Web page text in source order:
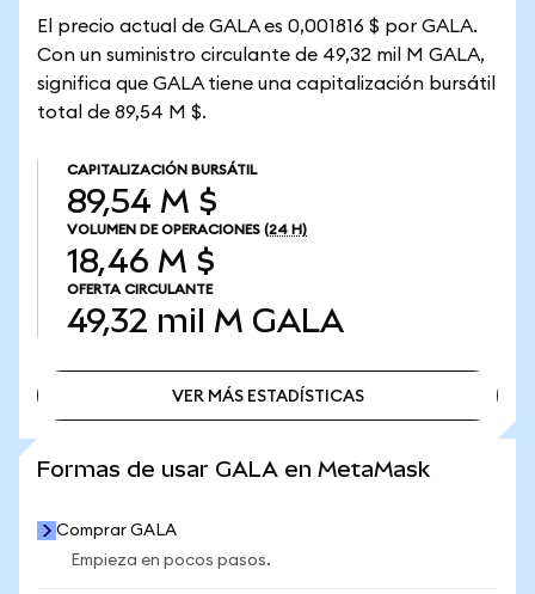
El precio actual de GALA es 0,001816 $ por GALA.
Con un suministro circulante de 49,32 mil M GALA,
significa que GALA tiene una capitalización bursátil
total de 89,54 M $.
CAPITALIZACIÓN BURSÁTIL
89,54 M $
VOLUMEN DE OPERACIONES (24 H)
18,46 M $
OFERTA CIRCULANTE
49,32 mil M GALA
VER MÁS ESTADÍSTICAS
Formas de usar GALA en MetaMask
Comprar GALA
Empieza en pocos pasos.